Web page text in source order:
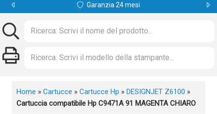
Garanzia 24 mesi
Home » Cartucce » Cartucce Hp » DESIGNJET Z6100 »
Cartuccia compatibile Hp C9471A 91 MAGENTA CHIARO